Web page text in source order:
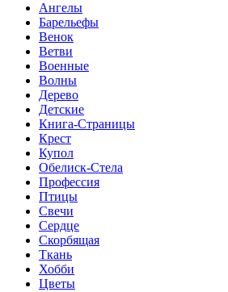
Ангелы
Барельефы
Венок
Ветви
Военные
Волны
Дерево
Детские
Книга-Страницы
Крест
Купол
Обелиск-Стела
Профессия
Птицы
Свечи
Сердце
Скорбящая
Ткань
Хобби
Цветы